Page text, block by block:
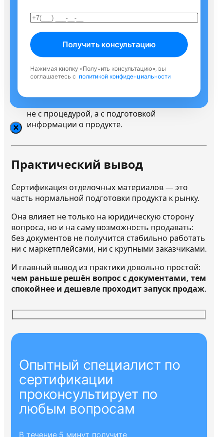
не допускается к продаже.
Также часто спрашивают про сроки.
При правильно выбранной схеме и
готовых данных оформление обычно
не с процедурой, а с подготовкой
информации о продукте.
Практический вывод
Сертификация отделочных материалов — это
часть нормальной подготовки продукта к рынку.
Она влияет не только на юридическую сторону
вопроса, но и на саму возможность продавать:
без документов не получится стабильно работать
ни с маркетплейсами, ни с крупными заказчиками.
И главный вывод из практики довольно простой:
чем раньше решён вопрос с документами, тем
спокойнее и дешевле проходит запуск продаж.
Опытный специалист по
сертификации
проконсультирует по
любым вопросам
В течение 5 минут получите
Нажимая кнопку «Получить консультацию», вы
соглашаетесь с политикой конфиденциальности
×